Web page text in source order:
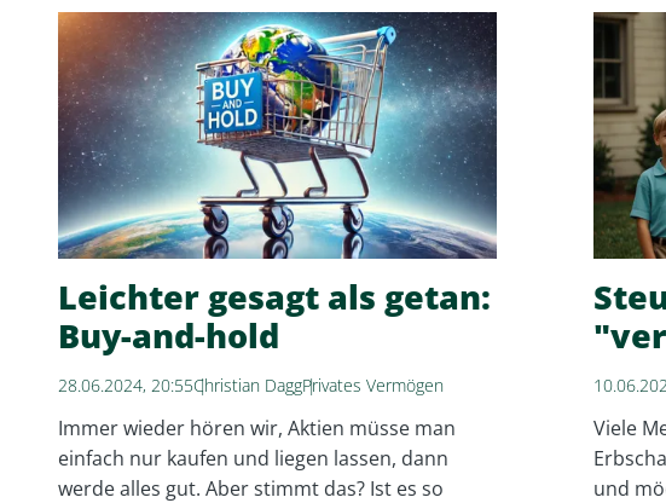
Leichter gesagt als getan:
Buy-and-hold
28.06.2024, 20:55Christian DaggPrivates Vermögen
Immer wieder hören wir, Aktien müsse man
einfach nur kaufen und liegen lassen, dann
werde alles gut. Aber stimmt das? Ist es so
Viele
und